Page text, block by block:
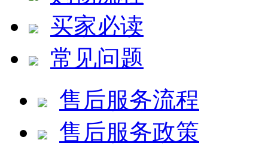
买家必读
常见问题
售后服务流程
售后服务政策